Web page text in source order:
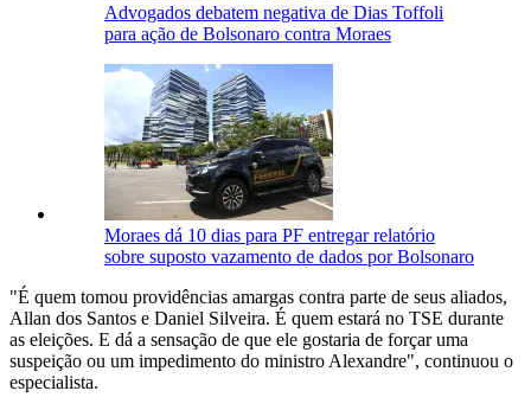
Advogados debatem negativa de Dias Toffoli
para ação de Bolsonaro contra Moraes
Moraes dá 10 dias para PF entregar relatório
sobre suposto vazamento de dados por Bolsonaro
"É quem tomou providências amargas contra parte de seus aliados,
Allan dos Santos e Daniel Silveira. É quem estará no TSE durante
as eleições. E dá a sensação de que ele gostaria de forçar uma
suspeição ou um impedimento do ministro Alexandre", continuou o
especialista.